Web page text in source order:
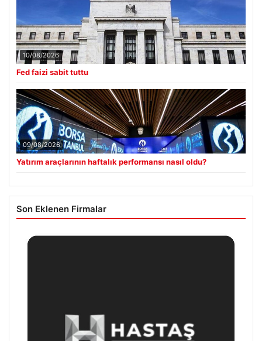
10/08/2026
Fed faizi sabit tuttu
09/08/2026
Yatırım araçlarının haftalık performansı nasıl oldu?
Son Eklenen Firmalar